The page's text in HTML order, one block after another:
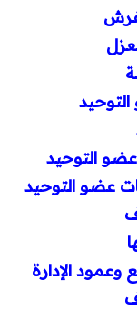
التوحيد
عضو التوحيد
الإدارة